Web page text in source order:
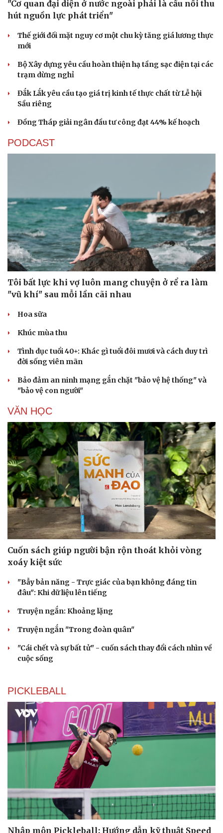
Cải chính
"Cơ quan đại diện ở nước ngoài phải là cầu nối thu
hút nguồn lực phát triển"
Thế giới đối mặt nguy cơ một chu kỳ tăng giá lương thực
mới
Bộ Xây dựng yêu cầu hoàn thiện hạ tầng sạc điện tại các
trạm dừng nghỉ
Đắk Lắk yêu cầu tạo giá trị kinh tế thực chất từ Lễ hội
Sầu riêng
Đồng Tháp giải ngân đầu tư công đạt 44% kế hoạch
PODCAST
Tôi bất lực khi vợ luôn mang chuyện ở rể ra làm
"vũ khí" sau mỗi lần cãi nhau
Hoa sữa
Khúc mùa thu
Tình dục tuổi 40+: Khác gì tuổi đôi mươi và cách duy trì
đời sống viên mãn
Bảo đảm an ninh mạng gắn chặt "bảo vệ hệ thống" và
"bảo vệ con người"
VĂN HỌC
Cuốn sách giúp người bận rộn thoát khỏi vòng
xoáy kiệt sức
"Bẫy bản năng - Trực giác của bạn không đáng tin
đâu": Khi dữ liệu lên tiếng
Truyện ngắn: Khoảng lặng
Truyện ngắn "Trong đoàn quân"
"Cái chết và sự bất tử" - cuốn sách thay đổi cách nhìn về
cuộc sống
PICKLEBALL
Nhập môn Pickleball: Hướng dẫn kỹ thuật Speed